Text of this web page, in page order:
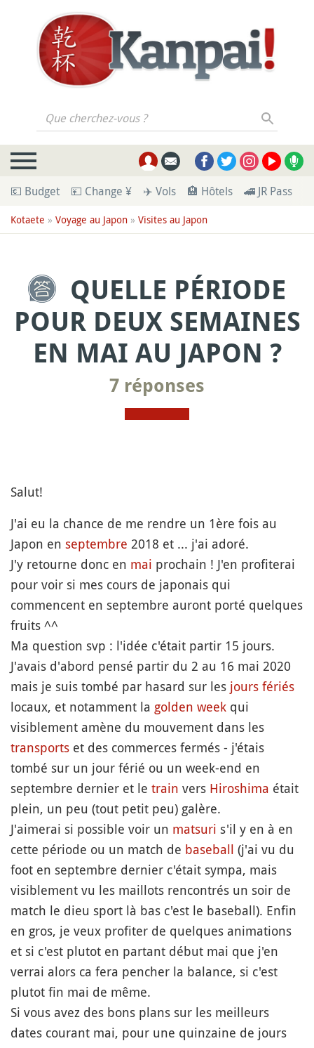
Que cherchez-vous ?
💶 Budget 💴 Change ¥ ✈️ Vols 🏨 Hôtels 🚄 JR Pass
Kotaete » Voyage au Japon » Visites au Japon
QUELLE PÉRIODE
POUR DEUX SEMAINES
EN MAI AU JAPON ?
7 réponses
Salut!
J'ai eu la chance de me rendre un 1ère fois au
Japon en septembre 2018 et ... j'ai adoré.
J'y retourne donc en mai prochain ! J'en profiterai
pour voir si mes cours de japonais qui
commencent en septembre auront porté quelques
fruits ^^
Ma question svp : l'idée c'était partir 15 jours.
J'avais d'abord pensé partir du 2 au 16 mai 2020
mais je suis tombé par hasard sur les jours fériés
locaux, et notamment la golden week qui
visiblement amène du mouvement dans les
transports et des commerces fermés - j'étais
tombé sur un jour férié ou un week-end en
septembre dernier et le train vers Hiroshima était
plein, un peu (tout petit peu) galère.
J'aimerai si possible voir un matsuri s'il y en à en
cette période ou un match de baseball (j'ai vu du
foot en septembre dernier c'était sympa, mais
visiblement vu les maillots rencontrés un soir de
match le dieu sport là bas c'est le baseball). Enfin
en gros, je veux profiter de quelques animations
et si c'est plutot en partant début mai que j'en
verrai alors ca fera pencher la balance, si c'est
plutot fin mai de même.
Si vous avez des bons plans sur les meilleurs
dates courant mai, pour une quinzaine de jours